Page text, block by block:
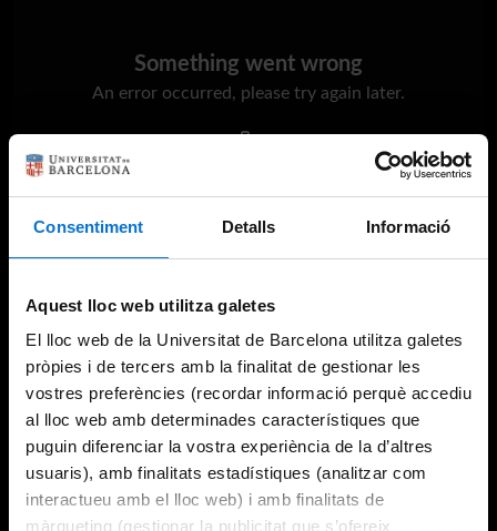
Consentiment Detalls Informació
Aquest lloc web utilitza galetes
El lloc web de la Universitat de Barcelona utilitza galetes
pròpies i de tercers amb la finalitat de gestionar les
vostres preferències (recordar informació perquè accediu
al lloc web amb determinades característiques que
puguin diferenciar la vostra experiència de la d’altres
usuaris), amb finalitats estadístiques (analitzar com
interactueu amb el lloc web) i amb finalitats de
màrqueting (gestionar la publicitat que s’ofereix
Something went wrong
An error occurred, please try again later.
Try again